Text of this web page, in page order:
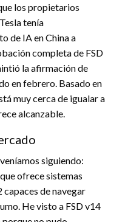
los propietarios
tenía
de IA en China a
completa de FSD
la afirmación de
en febrero. Basado en
muy cerca de igualar a
alcanzable.
siguiendo:
ofrece sistemas
de navegar
He visto a FSD v14